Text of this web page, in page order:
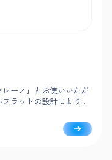
ーノ」とお使いいただ
ラットの設計により洗